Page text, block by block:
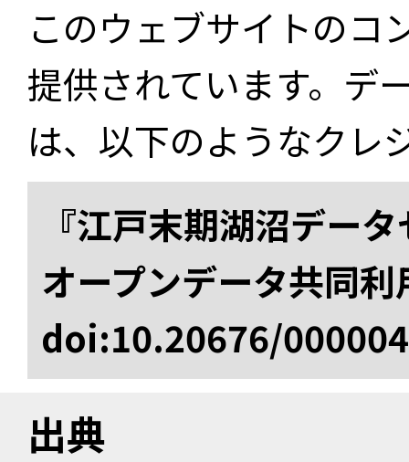
このウェブサイトのコ
提供されています。デ
は、以下のようなクレ
『江戸末期湖沼デー
オープンデータ共同
doi:10.20676/
出典